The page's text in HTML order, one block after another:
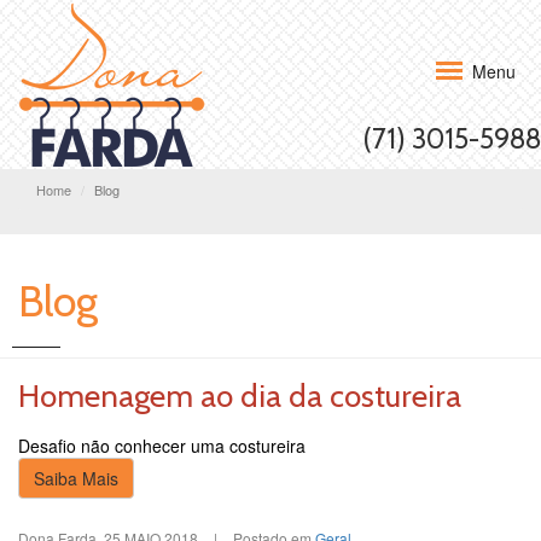
Menu
(71) 3015-5988
Home Blog
Blog
Homenagem ao dia da costureira
Desafio não conhecer uma costureira
Saiba Mais